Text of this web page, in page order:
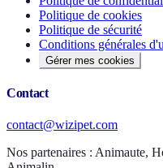
Politique de cookies
Politique de sécurité
Conditions générales
Gérer mes cookies
Contact
contact@wizipet.com
Nos partenaires : Animaute,